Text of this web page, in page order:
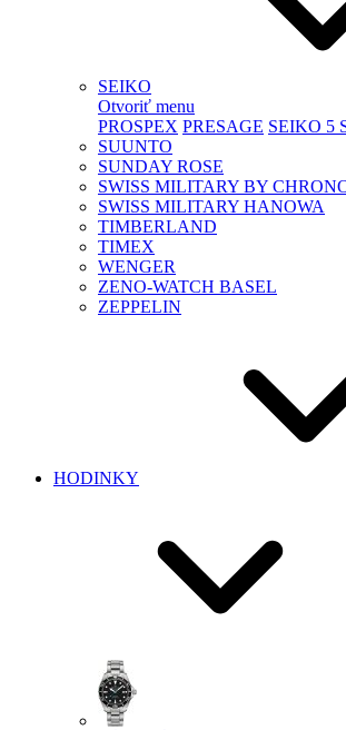
SEIKO
Otvoriť menu
PROSPEX PRESAGE SEIKO 5
SUUNTO
SUNDAY ROSE
SWISS MILITARY BY
SWISS MILITARY HANOWA
TIMBERLAND
TIMEX
WENGER
ZENO-WATCH BASEL
ZEPPELIN
HODINKY